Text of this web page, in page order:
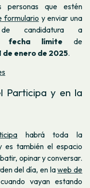
personas que estén
formulario y enviar una
candidatura a
fecha límite de
de enero de 2025.
Participa y en la
habrá toda la
es también el espacio
opinar y conversar.
del día, en laweb de
vayan estando